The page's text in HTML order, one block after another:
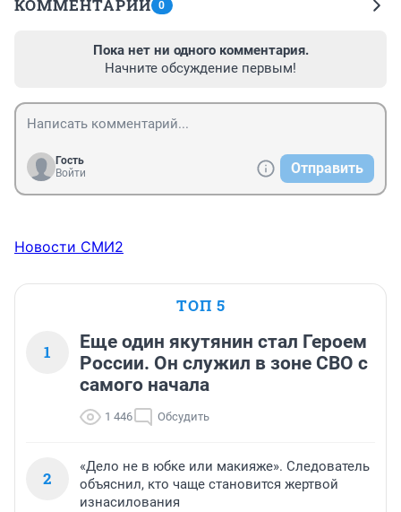
КОММЕНТАРИИ 0
Пока нет ни одного комментария.
Начните обсуждение первым!
Гость
Войти
Отправить
Новости СМИ2
ТОП 5
1
Еще один якутянин стал Героем
России. Он служил в зоне СВО с
самого начала
1 446 Обсудить
2
«Дело не в юбке или макияже». Следователь
объяснил, кто чаще становится жертвой
изнасилования